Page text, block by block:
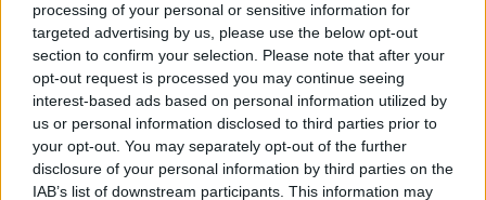
processing of your personal or sensitive information for
targeted advertising by us, please use the below opt-out
section to confirm your selection. Please note that after your
opt-out request is processed you may continue seeing
interest-based ads based on personal information utilized by
us or personal information disclosed to third parties prior to
your opt-out. You may separately opt-out of the further
disclosure of your personal information by third parties on the
IAB’s list of downstream participants. This information may
Seguici anche su Google News!
CONDIVIDI SU
CONDIVIDI SU
TWITTER
CONDIVIDI SU
WHATSAPP